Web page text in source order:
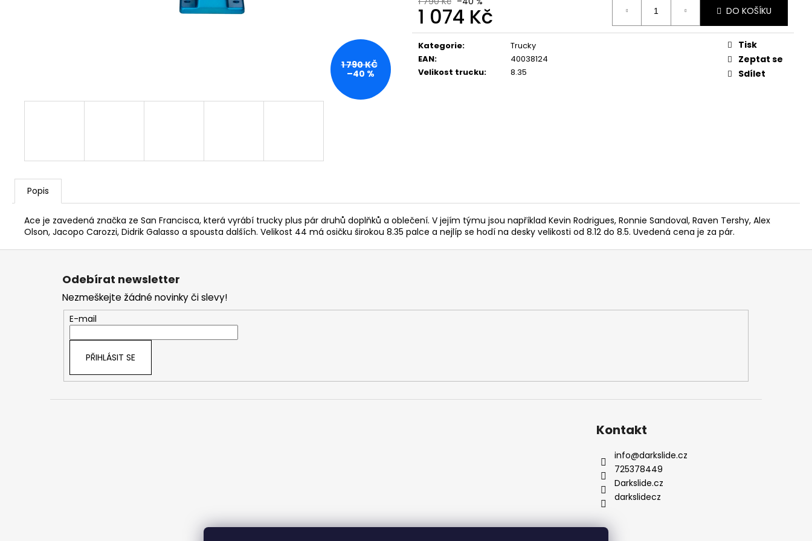
1 074 Kč
Měrná
cena:
DO KOŠÍKU
Kategorie:
Trucky
EAN:
40038124
Velikost trucku: 8.35
Tisk
Zeptat se
Sdílet
1 790 KČ
–40 %
Popis
Ace je zavedená značka ze San Francisca, která vyrábí trucky plus pár druhů doplňků a oblečení. V jejím týmu jsou například Kevin Rodrigues, Ronnie Sandoval, Raven Tershy, Alex
Olson, Jacopo Carozzi, Didrik Galasso a spousta dalších. Velikost 44 má osičku širokou 8.35 palce a nejlíp se hodí na desky velikosti od 8.12 do 8.5. Uvedená cena je za pár.
Z
Odebírat newsletter
Nezmeškejte žádné novinky či slevy!
E-mail
PŘIHLÁSIT SE
Kontakt
info@darkslide.cz
725378449
Darkslide.cz
darkslidecz